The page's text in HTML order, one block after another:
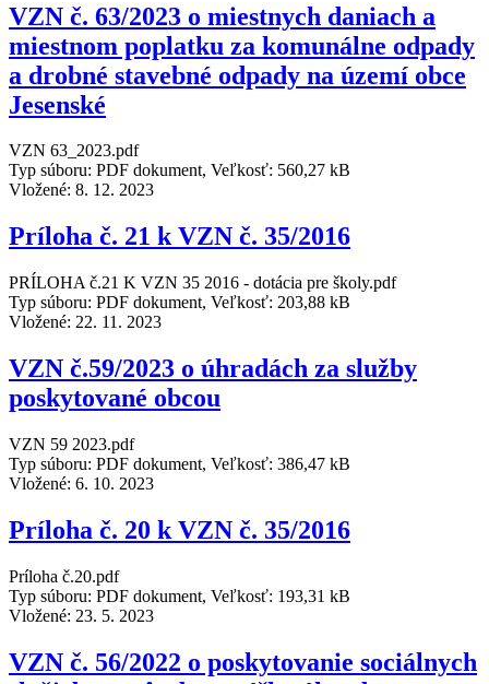
VZN č. 63/2023 o miestnych daniach a
miestnom poplatku za komunálne odpady
a drobné stavebné odpady na území obce
Jesenské
VZN 63_2023.pdf
Typ súboru: PDF dokument, Veľkosť: 560,27 kB
Vložené: 8. 12. 2023
Príloha č. 21 k VZN č. 35/2016
PRÍLOHA č.21 K VZN 35 2016 - dotácia pre školy.pdf
Typ súboru: PDF dokument, Veľkosť: 203,88 kB
Vložené: 22. 11. 2023
VZN č.59/2023 o úhradách za služby
poskytované obcou
VZN 59 2023.pdf
Typ súboru: PDF dokument, Veľkosť: 386,47 kB
Vložené: 6. 10. 2023
Príloha č. 20 k VZN č. 35/2016
Príloha č.20.pdf
Typ súboru: PDF dokument, Veľkosť: 193,31 kB
Vložené: 23. 5. 2023
VZN č. 56/2022 o poskytovanie sociálnych